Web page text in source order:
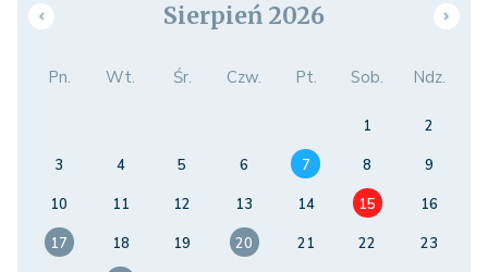
Sierpień 2026
Pn. Wt. Śr. Czw. Pt. Sob. Ndz.
1
2
3
4 5 6 7 8
9
10
11 12 13 14 15
16
17
18 19 20 21 22
23